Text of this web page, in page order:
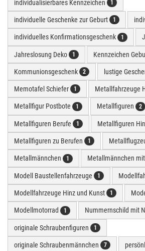
individualisierbares Kennzeichen 1
individuelle Geschenke zur Geburt 1
individuelles Konfirmationsgeschenk 1
Jahreslosung Deko 1 Kennzeichen
Kommunionsgeschenk 2 lustige
Memotafel Schiefer 1 Metallfahrzeuge
Metallfigur Postbote 1 Metallfiguren 2
Metallfiguren Berufe 1 Metallfiguren
Metallfiguren zu Berufen 1
Metallmännchen 1 Metallmännchen
Modell Baustellenfahrzeuge 1
Modellfahrzeuge Hinz und Kunst 1
Modellmotorrad 1 Nummernschild mit
originale Schraubenfiguren 1
originale Schraubenmännchen 7